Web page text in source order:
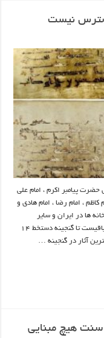
نیست
شامل حضرت پیامبر اکرم ، امام علی
، امام رضا ، امام هادی و
ها در ایران و سایر
کشورها جمع آوری شده و تنها دستخط ۴ معصوم دیگر باقیست تا گنجینه دستخط ۱۴
آثار در گنجینه …
سنت هیچ مبنایی